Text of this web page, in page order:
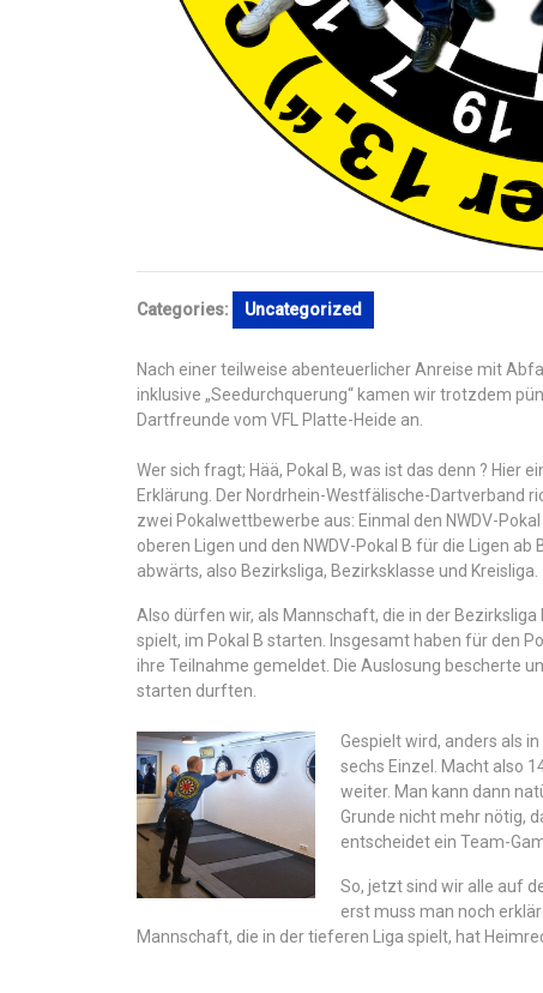
Categories: Uncategorized
Nach einer teilweise abenteuerlicher Anreise mit
inklusive „Seedurchquerung“ kamen wir trotzdem
Dartfreunde vom VFL Platte-Heide an.
Wer sich fragt; Hää, Pokal B, was ist das denn ? Hier
Erklärung. Der Nordrhein-Westfälische-Dartverband
zwei Pokalwettbewerbe aus: Einmal den NWDV-
oberen Ligen und den NWDV-Pokal B für die Ligen ab
abwärts, also Bezirksliga, Bezirksklasse und Kreisliga.
Also dürfen wir, als Mannschaft, die in der Bezirksliga
spielt, im Pokal B starten. Insgesamt haben für den
ihre Teilnahme gemeldet. Die Auslosung bescherte
starten durften.
Gespielt wird, anders als
sechs Einzel. Macht also
weiter. Man kann dann
Grunde nicht mehr nötig,
entscheidet ein Team-
So, jetzt sind wir alle auf
erst muss man noch
Mannschaft, die in der tieferen Liga spielt, hat